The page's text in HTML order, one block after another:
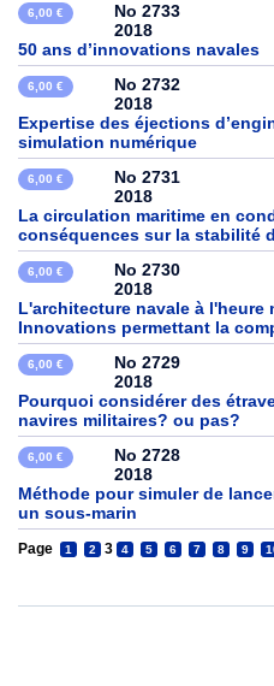
6,00 €
No 2733
2018
50 ans d’innovations navales
6,00 €
No 2732
2018
Expertise des éjections
simulation numérique
6,00 €
No 2731
2018
La circulation maritime en
conséquences sur la stabilité
6,00 €
No 2730
2018
L'architecture navale à l'heure
Innovations permettant la
6,00 €
No 2729
2018
Pourquoi considérer des
navires militaires? ou pas?
6,00 €
No 2728
2018
Méthode pour simuler de
un sous-marin
Page 1 2 3 4 5 6 7 8 9